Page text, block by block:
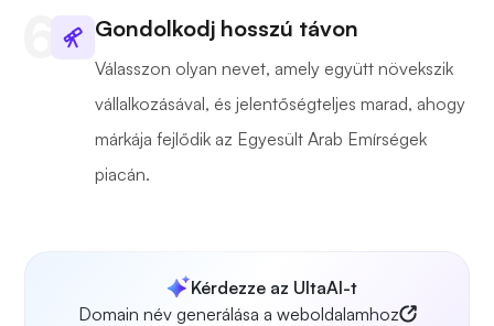
Gondolkodj hosszú távon
Válasszon olyan nevet, amely együtt növekszik
vállalkozásával, és jelentőségteljes marad, ahogy
márkája fejlődik az Egyesült Arab Emírségek
piacán.
Kérdezze az UltaAI-t
Domain név generálása a weboldalamhoz